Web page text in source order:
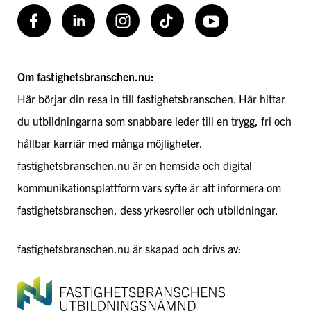
FacebookLinkedInInstagramTikToK Youtube
Om fastighetsbranschen.nu:
Här börjar din resa in till fastighetsbranschen. Här hittar
du utbildningarna som snabbare leder till en trygg, fri och
hållbar karriär med många möjligheter.
fastighetsbranschen.nu är en hemsida och digital
kommunikationsplattform vars syfte är att informera om
fastighetsbranschen, dess yrkesroller och utbildningar.
fastighetsbranschen.nu är skapad och drivs av: